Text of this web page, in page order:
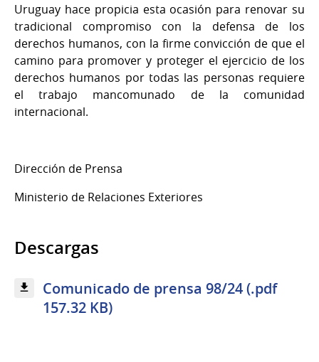
Uruguay hace propicia esta ocasión para renovar su
tradicional compromiso con la defensa de los
derechos humanos, con la firme convicción de que el
camino para promover y proteger el ejercicio de los
derechos humanos por todas las personas requiere
el trabajo mancomunado de la comunidad
internacional.
Dirección de Prensa
Ministerio de Relaciones Exteriores
Descargas
Comunicado de prensa 98/24 (.pdf
157.32 KB)